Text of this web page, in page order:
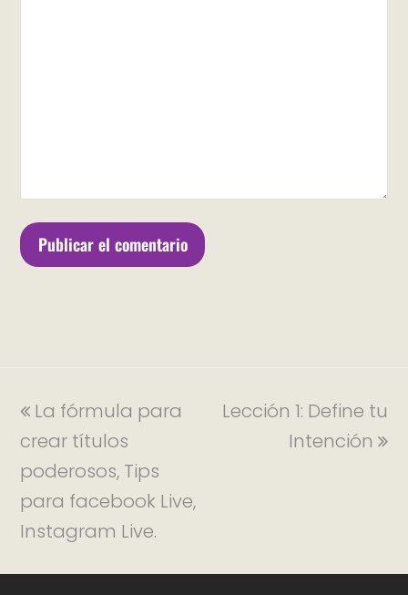
La fórmula para
crear títulos
poderosos, Tips
para facebook Live,
Instagram Live.
Lección 1: Define tu
Intención